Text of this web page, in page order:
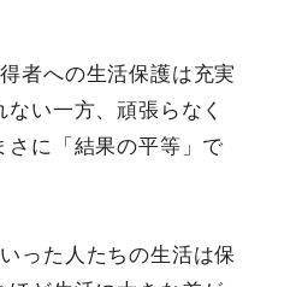
者への生活保護は充実
い一方、頑張らなく
さに「結果の平等」で
った人たちの生活は保